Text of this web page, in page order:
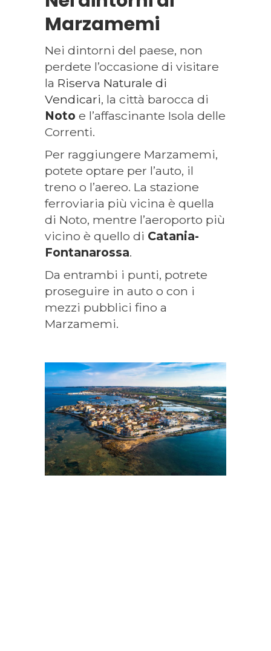
Marzamemi
Nei dintorni del paese, non
perdete l’occasione di visitare
la Riserva Naturale di
Vendicari, la città barocca di
Noto e l’affascinante Isola delle
Correnti.
Per raggiungere Marzamemi,
potete optare per l’auto, il
treno o l’aereo. La stazione
ferroviaria più vicina è quella
di Noto, mentre l’aeroporto più
vicino è quello di Catania-
Fontanarossa.
Da entrambi i punti, potrete
proseguire in auto o con i
mezzi pubblici fino a
Marzamemi.